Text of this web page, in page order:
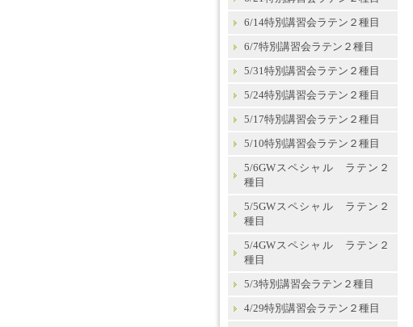
6/14特別講習会ラテン２種目
6/7特別講習会ラテン２種目
5/31特別講習会ラテン２種目
5/24特別講習会ラテン２種目
5/17特別講習会ラテン２種目
5/10特別講習会ラテン２種目
5/6GWスペシャル ラテン２
種目
5/5GWスペシャル ラテン２
種目
5/4GWスペシャル ラテン２
種目
5/3特別講習会ラテン２種目
4/29特別講習会ラテン２種目